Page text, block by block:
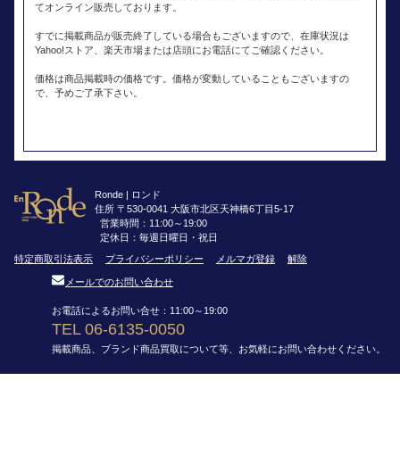
てオンライン販売しております。
すでに掲載商品が販売終了している場合もございますので、在庫状況は
Yahoo!ストア、楽天市場または店頭にお電話にてご確認ください。
価格は商品掲載時の価格です。価格が変動していることもございますの
で、予めご了承下さい。
Ronde | ロンド
住所 〒530-0041 大阪市北区天神橋6丁目5-17
営業時間：11:00～19:00
定休日：毎週日曜日・祝日
特定商取引法表示
プライバシーポリシー メルマガ登録 解除
メールでのお問い合わせ
お電話によるお問い合せ：11:00～19:00
TEL 06-6135-0050
掲載商品、ブランド商品買取について等、お気軽にお問い合わせください。